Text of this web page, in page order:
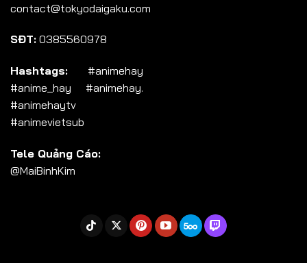
Tập 108
Tập 109
Tập 115
contact@tokyodaigaku.com
SĐT: 0385560978
Hashtags: #animehay
#anime_hay #animehay.
#animehaytv
#animevietsub
Tele Quảng Cáo:
@MaiBinhKim